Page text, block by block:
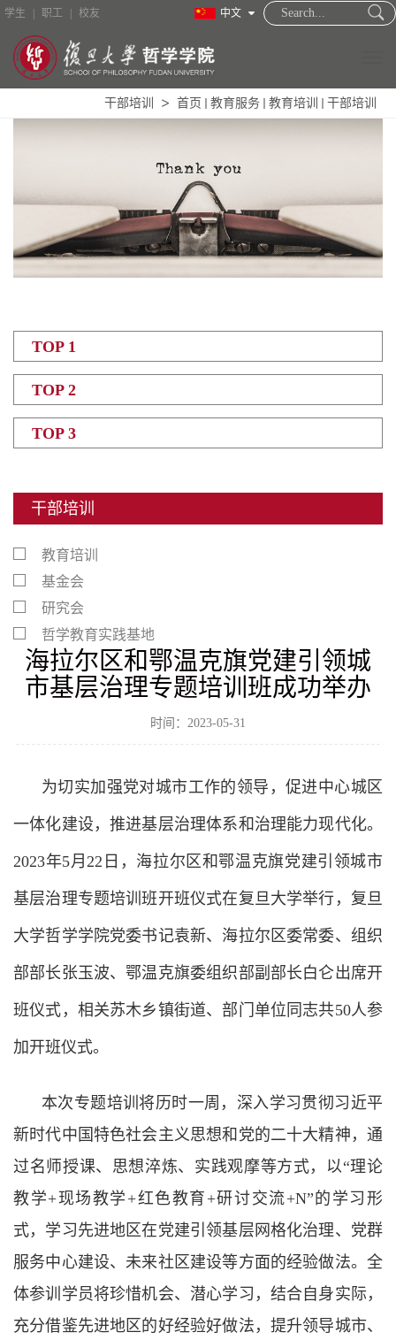
中文
学生 职工 校友
干部培训 首页 教育服务 教育培训 干部培训
TOP 1
TOP 2
TOP 3
干部培训
教育培训
基金会
研究会
哲学教育实践基地
海拉尔区和鄂温克旗党建引领城
市基层治理专题培训班成功举办
时间：2023-05-31
为切实加强党对城市工作的领导，促进中心城区
一体化建设，推进基层治理体系和治理能力现代化。
2023年5月22日，海拉尔区和鄂温克旗党建引领城市
基层治理专题培训班开班仪式在复旦大学举行，复旦
大学哲学学院党委书记袁新、海拉尔区委常委、组织
部部长张玉波、鄂温克旗委组织部副部长白仑出席开
班仪式，相关苏木乡镇街道、部门单位同志共50人参
加开班仪式。
本次专题培训将历时一周，深入学习贯彻习近平
新时代中国特色社会主义思想和党的二十大精神，通
过名师授课、思想淬炼、实践观摩等方式，以“理论
教学+现场教学 +红色教育 +研讨交流+N” 的学习形
式，学习先进地区在党建引领基层网格化治理、党群
服务中心建设、未来社区建设等方面的经验做法。全
体参训学员将珍惜机会、潜心学习，结合自身实际，
充分借鉴先进地区的好经验好做法，提升领导城市、